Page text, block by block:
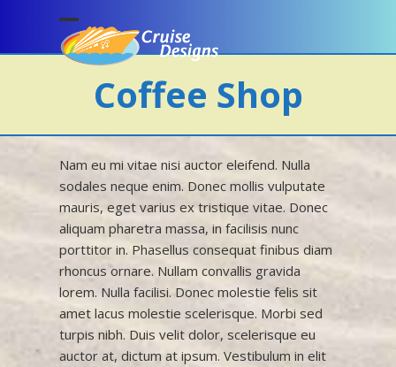
content
Open
mobile
menu
Close
mobile
menuCoffee Shop
Nam eu mi vitae nisi auctor eleifend. Nulla
sodales neque enim. Donec mollis vulputate
mauris, eget varius ex tristique vitae. Donec
aliquam pharetra massa, in facilisis nunc
porttitor in. Phasellus consequat finibus diam
rhoncus ornare. Nullam convallis gravida
lorem. Nulla facilisi. Donec molestie felis sit
amet lacus molestie scelerisque. Morbi sed
turpis nibh. Duis velit dolor, scelerisque eu
auctor at, dictum at ipsum. Vestibulum in elit